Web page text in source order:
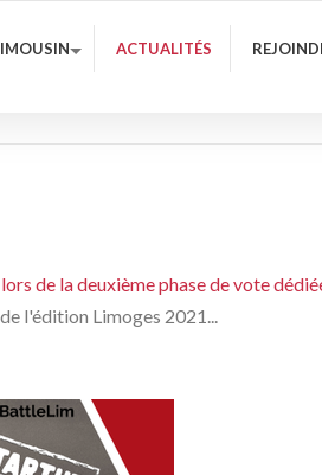
ACTUALITÉS
lors de la deuxième phase de vote
l'édition Limoges 2021...